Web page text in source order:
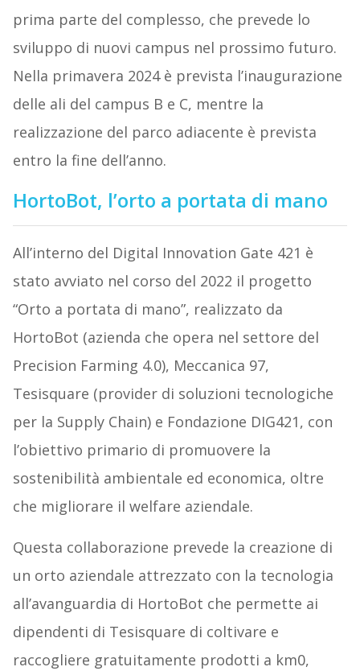
prima parte del complesso, che prevede lo
sviluppo di nuovi campus nel prossimo futuro.
Nella primavera 2024 è prevista l’inaugurazione
delle ali del campus B e C, mentre la
realizzazione del parco adiacente è prevista
entro la fine dell’anno.
HortoBot, l’orto a portata di mano
All’interno del Digital Innovation Gate 421 è
stato avviato nel corso del 2022 il progetto
“Orto a portata di mano”, realizzato da
HortoBot (azienda che opera nel settore del
Precision Farming 4.0), Meccanica 97,
Tesisquare (provider di soluzioni tecnologiche
per la Supply Chain) e Fondazione DIG421, con
l’obiettivo primario di promuovere la
sostenibilità ambientale ed economica, oltre
che migliorare il welfare aziendale.
Questa collaborazione prevede la creazione di
un orto aziendale attrezzato con la tecnologia
all’avanguardia di HortoBot che permette ai
dipendenti di Tesisquare di coltivare e
raccogliere gratuitamente prodotti a km0,